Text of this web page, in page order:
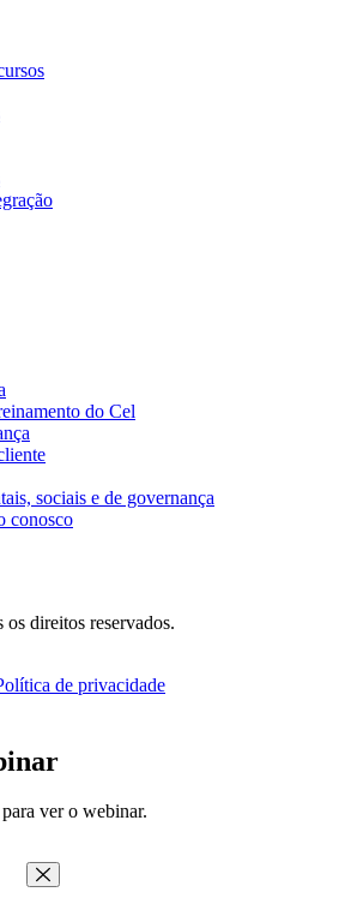
do Cel
sociais e de governança
conosco
direitos reservados.
de privacidade
ver o webinar.
Fechar menu